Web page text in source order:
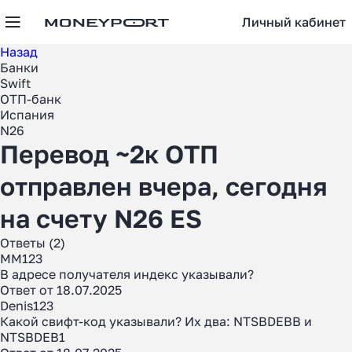
Личный кабинет
Назад
Банки
Swift
ОТП-банк
Испания
N26
Перевод ~2к ОТП
отправлен вчера, сегодня
на счету N26 ES
Ответы (2)
MM123
В адресе получателя индекс указывали?
Ответ от 18.07.2025
Denis123
Какой свифт-код указывали? Их два: NTSBDEBB и
NTSBDEB1